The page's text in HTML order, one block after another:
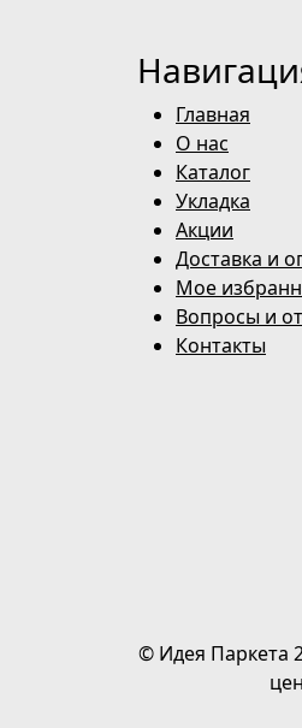
Главная
О нас
Каталог
Укладка
Акции
Доставка и
Мое
Вопросы и
Контакты
© Идея Паркета